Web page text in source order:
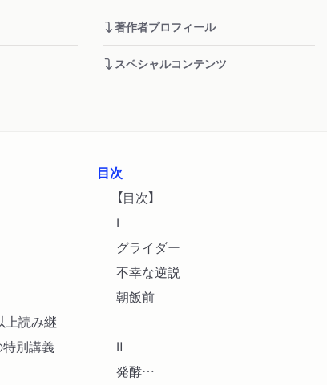
著作者プロフィール
スペシャルコンテンツ
上読み継
別講義
目次
【目次】
Ⅰ
グライダー
不幸な逆説
朝飯前
Ⅱ
発酵